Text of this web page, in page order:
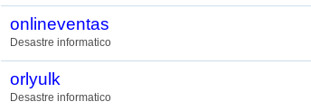
onlineventas
Desastre informatico
orlyulk
Desastre informatico